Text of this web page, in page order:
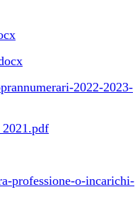
2022-2023-
professione-o-incarichi-